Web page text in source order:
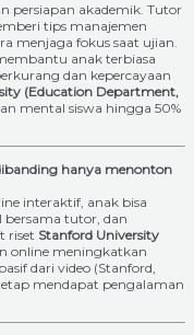
persiapan akademik. Tutor
tips manajemen
menjaga fokus saat ujian.
anak terbiasa
dan kepercayaan
(Education Department,
mental siswa hingga 50%
hanya menonton
interaktif, anak bisa
bersama tutor, dan
riset Stanford University
online meningkatkan
dari video (Stanford,
mendapat pengalaman